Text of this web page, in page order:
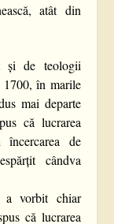
atât din
și de teologii
1700, în marile
mai departe
că lucrarea
încercarea de
cândva
a vorbit chiar
că lucrarea